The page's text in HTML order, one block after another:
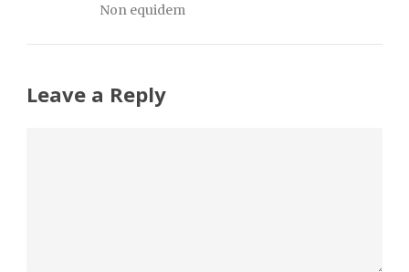
Non equidem
Leave a Reply